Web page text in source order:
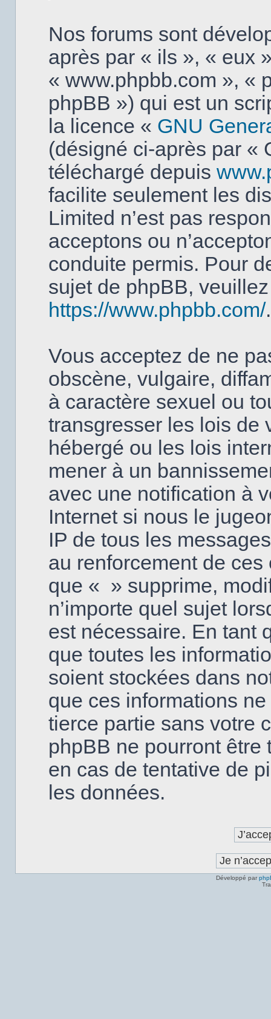
Nos forums sont
après par « ils », « eux
« www.phpbb.com », «
phpBB ») qui est un
la licence « GNU
(désigné ci-après par «
téléchargé depuis
facilite seulement les
Limited n’est pas
acceptons ou
conduite permis. Pour
sujet de phpBB,
https://www.phpbb.com/.
Vous acceptez de ne
obscène, vulgaire,
à caractère sexuel ou
transgresser les lois de
hébergé ou les lois
mener à un
avec une notification à
Internet si nous le
IP de tous les
au renforcement de
que « » supprime,
n’importe quel sujet
est nécessaire. En tant
que toutes les
soient stockées dans
que ces informations
tierce partie sans votre
phpBB ne pourront
en cas de tentative de
les données.
Développé par